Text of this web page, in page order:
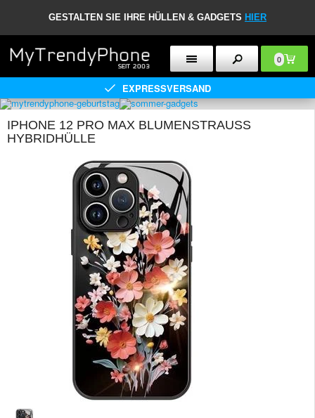
GESTALTEN SIE IHRE HÜLLEN & GADGETS HIER
0
EXPRESSVERSAND
IPHONE 12 PRO MAX BLUMENSTRAUSS H
YBRIDHÜLLE